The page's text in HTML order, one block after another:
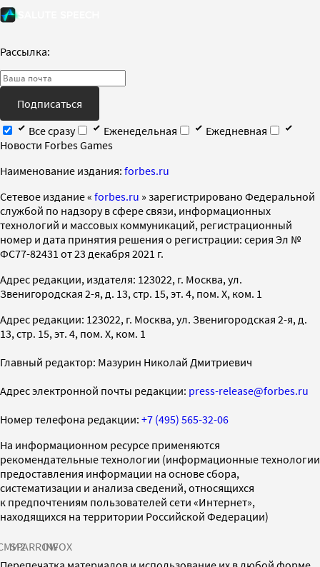
Рассылка:
Подписаться
Все сразу
Еженедельная
Ежедневная
Новости Forbes Games
Наименование издания: forbes.ru
Cетевое издание « forbes.ru » зарегистрировано Федеральной
службой по надзору в сфере связи, информационных
технологий и массовых коммуникаций, регистрационный
номер и дата принятия решения о регистрации: серия Эл №
ФС77-82431 от 23 декабря 2021 г.
Адрес редакции, издателя: 123022, г. Москва, ул.
Звенигородская 2-я, д. 13, стр. 15, эт. 4, пом. X, ком. 1
Адрес редакции: 123022, г. Москва, ул. Звенигородская 2-я, д.
13, стр. 15, эт. 4, пом. X, ком. 1
Главный редактор: Мазурин Николай Дмитриевич
Адрес электронной почты редакции: press-release@forbes.ru
Номер телефона редакции: +7 (495) 565-32-06
На информационном ресурсе применяются
рекомендательные технологии (информационные технологии
предоставления информации на основе сбора,
систематизации и анализа сведений, относящихся
к предпочтениям пользователей сети «Интернет»,
находящихся на территории Российской Федерации)
SPARROWINFOX